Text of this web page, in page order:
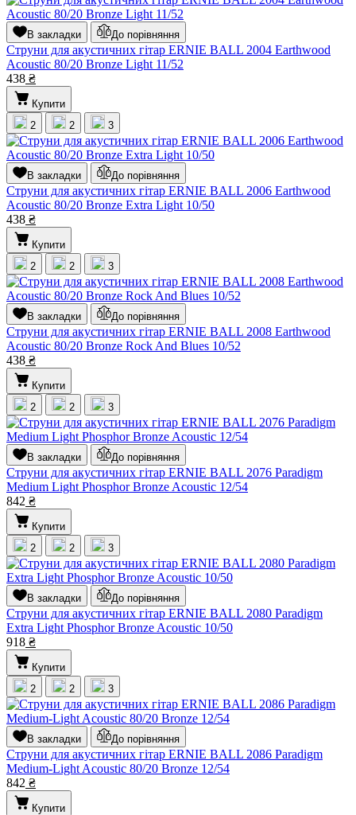
В закладки До порівняння
Струни для акустичних гітар ERNIE BALL 2004 Earthwood
Acoustic 80/20 Bronze Light 11/52
438 ₴
Купити
2
2 3
В закладки До порівняння
Струни для акустичних гітар ERNIE BALL 2006 Earthwood
Acoustic 80/20 Bronze Extra Light 10/50
438 ₴
Купити
2
2 3
В закладки До порівняння
Струни для акустичних гітар ERNIE BALL 2008 Earthwood
Acoustic 80/20 Bronze Rock And Blues 10/52
438 ₴
Купити
2
2 3
В закладки До порівняння
Струни для акустичних гітар ERNIE BALL 2076 Paradigm
Medium Light Phosphor Bronze Acoustic 12/54
842 ₴
Купити
2
2 3
В закладки До порівняння
Струни для акустичних гітар ERNIE BALL 2080 Paradigm
Extra Light Phosphor Bronze Acoustic 10/50
918 ₴
Купити
2
2 3
В закладки До порівняння
Струни для акустичних гітар ERNIE BALL 2086 Paradigm
Medium-Light Acoustic 80/20 Bronze 12/54
842 ₴
Купити